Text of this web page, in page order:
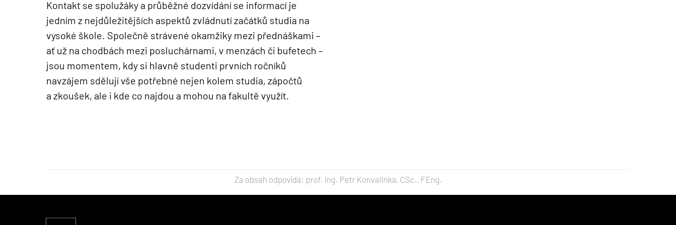
Kontakt se spolužáky a průběžné dozvídání se informací je
jedním z nejdůležitějších aspektů zvládnutí začátků studia na
vysoké škole. Společně strávené okamžiky mezi přednáškami –
ať už na chodbách mezi posluchárnami, v menzách či bufetech –
jsou momentem, kdy si hlavně studenti prvních ročníků
navzájem sdělují vše potřebné nejen kolem studia, zápočtů
a zkoušek, ale i kde co najdou a mohou na fakultě využít.
Za obsah odpovídá: prof. Ing. Petr Konvalinka, CSc., FEng.